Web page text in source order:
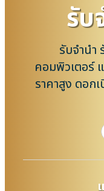
รับ
รับจำนำ
คอมพิวเตอร์
ราคาสูง ดอก